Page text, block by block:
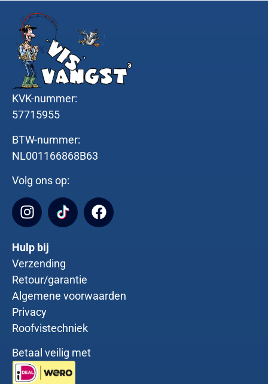
KVK-nummer:
57715955
BTW-nummer:
NL001166868B63
Volg ons op:
Hulp bij
Verzending
Retour/garantie
Algemene voorwaarden
Privacy
Roofvistechniek
Betaal veilig met